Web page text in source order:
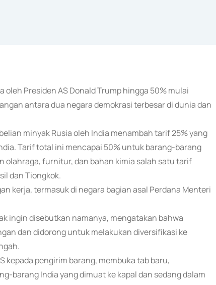
Presiden AS Donald Trump hingga 50% mulai
antara dua negara demokrasi terbesar di dunia dan
minyak Rusia oleh India menambah tarif 25% yang
Tarif total ini mencapai 50% untuk barang-barang
olahraga, furnitur, dan bahan kimia salah satu tarif
dan Tiongkok.
kerja, termasuk di negara bagian asal Perdana Menteri
ingin disebutkan namanya, mengatakan bahwa
dan didorong untuk melakukan diversifikasi ke
kepada pengirim barang, membuka tab baru,
barang India yang dimuat ke kapal dan sedang dalam